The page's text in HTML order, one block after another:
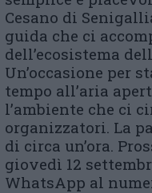
Cesano di
guida che ci
dell’ecosistema
Un’occasione per
tempo all’aria
l’ambiente che ci
organizzatori. La
di circa un’ora.
giovedì 12
WhatsApp al